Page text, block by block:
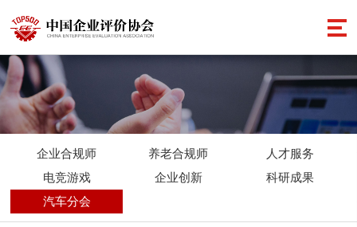
企业合规师 养老合规师
人才服务
电竞游戏
企业创新
科研成果
汽车分会